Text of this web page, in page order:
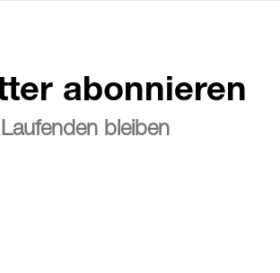
abonnieren
bleiben